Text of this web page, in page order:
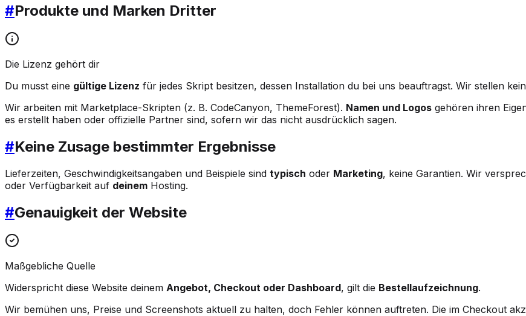
#Produkte und Marken Dritter
Die Lizenz gehört dir
Du musst eine gültige Lizenz für jedes Skript besitzen, dessen Installation du bei uns beauftragst. Wir stellen
Wir arbeiten mit Marketplace-Skripten (z. B. CodeCanyon, ThemeForest). Namen und Logos gehören ihren
es erstellt haben oder offizielle Partner sind, sofern wir das nicht ausdrücklich sagen.
#Keine Zusage bestimmter Ergebnisse
Lieferzeiten, Geschwindigkeitsangaben und Beispiele sind typisch oder Marketing, keine Garantien. Wir
oder Verfügbarkeit auf deinem Hosting.
#Genauigkeit der Website
Maßgebliche Quelle
Widerspricht diese Website deinem Angebot, Checkout oder Dashboard, gilt die Bestellaufzeichnung.
Wir bemühen uns, Preise und Screenshots aktuell zu halten, doch Fehler können auftreten. Die im Checkout